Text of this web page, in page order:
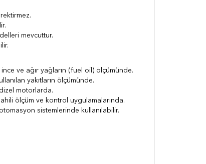
mevcuttur.
ve ağır yağların (fuel oil) ölçümünde.
yakıtların ölçümünde.
motorlarda.
ölçüm ve kontrol uygulamalarında.
sistemlerinde kullanılabilir.